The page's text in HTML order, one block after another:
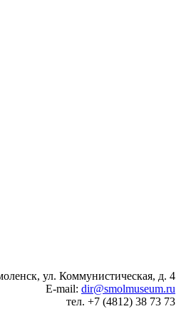
ул. Коммунистическая, д. 4
E-mail: dir@smolmuseum.ru
тел. +7 (4812) 38 73 73